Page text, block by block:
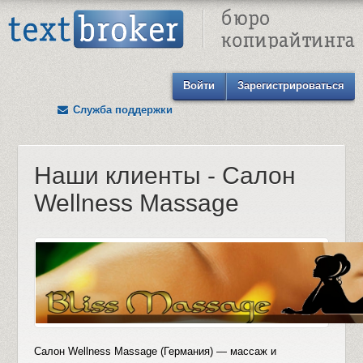
Войти
Зарегистрироваться
Служба поддержки
Наши клиенты - Салон
Wellness Massage
Салон Wellness Massage (Германия) — массаж и